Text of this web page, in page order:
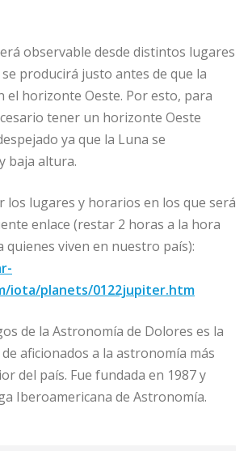
observable desde distintos lugares
se producirá justo antes de que la
el horizonte Oeste. Por esto, para
tener un horizonte Oeste
ya que la Luna se
baja altura.
los lugares y horarios en los que será
enlace (restar 2 horas a la hora
quienes viven en nuestro país):
iota/planets/0122jupiter.htm
de la Astronomía de Dolores es la
aficionados a la astronomía más
del país. Fue fundada en 1987 y
Iberoamericana de Astronomía.